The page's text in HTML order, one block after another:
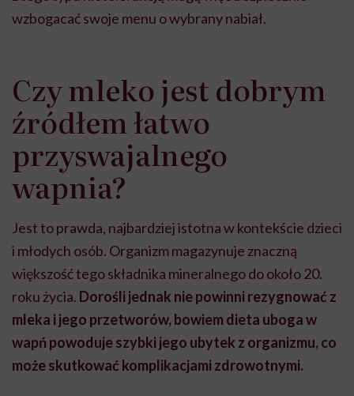
wzbogacać swoje menu o wybrany nabiał.
Czy mleko jest dobrym
źródłem łatwo
przyswajalnego
wapnia?
Jest to prawda, najbardziej istotna w kontekście dzieci
i młodych osób. Organizm magazynuje znaczną
większość tego składnika mineralnego do około 20.
roku życia. Dorośli jednak nie powinni rezygnować z
mleka i jego przetworów, bowiem dieta uboga w
wapń powoduje szybki jego ubytek z organizmu, co
może skutkować komplikacjami zdrowotnymi.